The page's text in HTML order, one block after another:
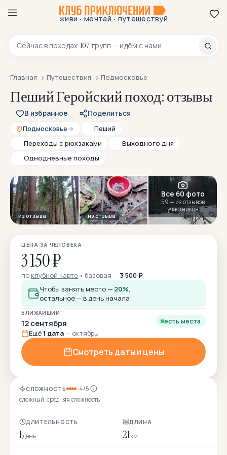
живи · мечтай · путешествуй
Сейчас в походах 107 групп — идём с нами
8 800 200-70-23
Главная Путешествия Подмосковье
Пеший Геройский поход: отзывы
В избранное
Поделиться
Подмосковье
Пеший
Переходы с рюкзаками
Выходного дня
Однодневные походы
из отзыва из отзыва
Все 60 фото
59 — из отзывов
участников
СЛОЖНОСТЬ 4/5
сложный, средняя сложность
ДЛИТЕЛЬНОСТЬ
1день
ДЛИНА
21км
ЦЕНА ЗА ЧЕЛОВЕКА
3 150 ₽
по клубной карте базовая — 3 500 ₽
Чтобы занять место — 20%,
остальное — в день начала
БЛИЖАЙШИЙ
12 сентября есть места
Ещё1 дата— октябрь
Смотреть даты и цены